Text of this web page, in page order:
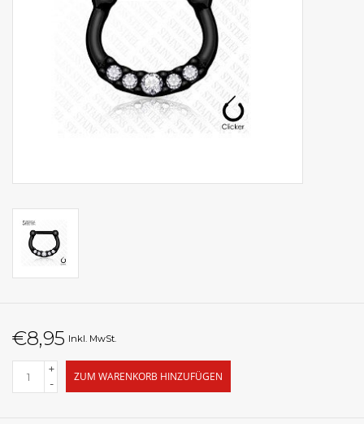
€8,95 Inkl. MwSt.
+
-
ZUM WARENKORB HINZUFÜGEN